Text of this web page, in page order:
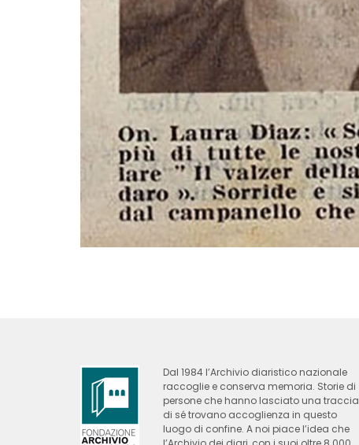
Dal 1984 l’Archivio diaristico nazionale
raccoglie e conserva memoria. Storie di
persone che hanno lasciato una traccia
di sé trovano accoglienza in questo
luogo di confine. A noi piace l’idea che